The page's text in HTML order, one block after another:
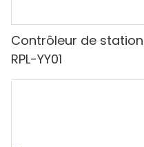
Contrôleur de
RPL-YY01